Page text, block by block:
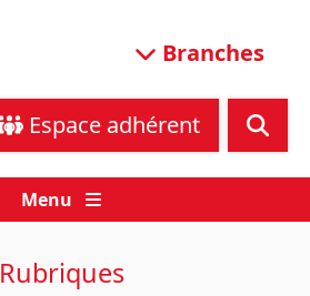
Branches
Espace adhérent
Menu
Rubriques